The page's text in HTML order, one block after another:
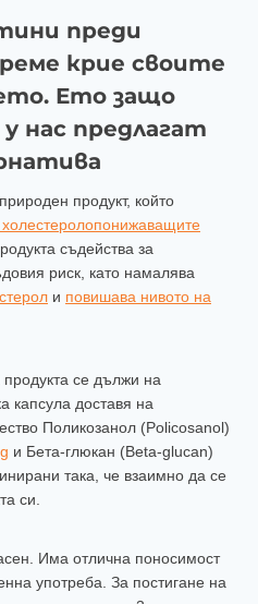
преди
крие своите
Ето защо
нас предлагат
продукт, който
съдейства за
риск, като намалява
и повишава нивото на
се дължи на
капсула доставя на
Поликозанол (Policosanol)
и Бета-глюкан (Beta-glucan)
така, че взаимно да се
си.
Има отлична поносимост
употреба. За постигане на